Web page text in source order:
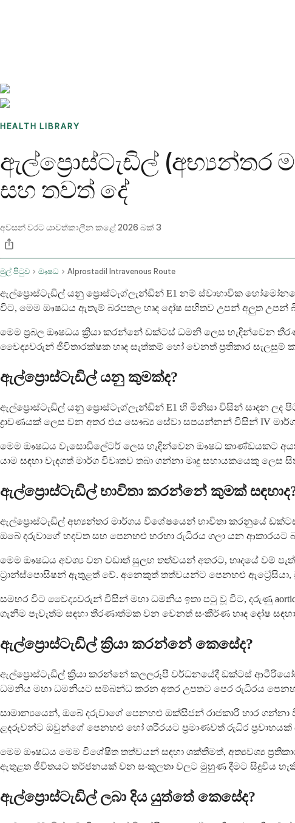
HEALTH LIBRARY
ඇල්ප්‍රොස්ටැඩිල් (අභ්‍යන්තර
සහ තවත් දේ
අවසන් වරට යාවත්කාලීන කළේ2026 බක් 3
මුල් පිටුව ඖෂධ Alprostadil Intravenous Route
ඇල්ප්‍රොස්ටැඩිල් යනු ප්‍රොස්ටැග්ලැන්ඩින් E1 නම් ස්වාභාවික
විට, මෙම ඖෂධය ඇතැම් බරපතල හෘද දෝෂ සහිතව උපන් අලුත උපන්
මෙම ප්‍රබල ඖෂධය ක්‍රියා කරන්නේ ඩක්ටස් ධමනි ලෙස හැඳින්වෙන
වෛද්‍යවරුන් ජීවිතාරක්ෂක හෘද සැත්කම් හෝ වෙනත් ප්‍රතිකාර සැලසුම්
ඇල්ප්‍රොස්ටැඩිල් යනු කුමක්ද?
ඇල්ප්‍රොස්ටැඩිල් යනු ප්‍රොස්ටැග්ලැන්ඩින් E1 හි මිනිසා විසින් සාදන ලද
ද්‍රාවණයක් ලෙස වන අතර එය සෞඛ්‍ය සේවා සපයන්නන් විසින් IV
මෙම ඖෂධය වැසොඩිලේටර් ලෙස හැඳින්වෙන ඖෂධ කාණ්ඩයකට
යාම සඳහා වැදගත් මාර්ග විවෘතව තබා ගන්නා මෘදු සහායකයෙකු ලෙස
ඇල්ප්‍රොස්ටැඩිල් භාවිතා කරන්නේ කුමක්
ඇල්ප්‍රොස්ටැඩිල් අභ්‍යන්තර මාර්ගය විශේෂයෙන් භාවිතා කරනුයේ
ඔබේ දරුවාගේ හදවත සහ පෙනහළු හරහා රුධිරය ගලා යන
මෙම ඖෂධය අවශ්‍ය වන වඩාත් සුලභ තත්වයන් අතරට, හෘදයේ වම්
ට්‍රාන්ස්පොසිෂන් ඇතුළත් වේ. අනෙකුත් තත්වයන්ට පෙනහළු ඇට්‍රේසියා,
සමහර විට වෛද්‍යවරුන් විසින් මහා ධමනිය ඉතා පටු වූ විට, දරුණු
ගැනීම පැවැත්ම සඳහා තීරණාත්මක වන වෙනත් සංකීර්ණ හෘද දෝෂ
ඇල්ප්‍රොස්ටැඩිල් ක්‍රියා කරන්නේ කෙසේද?
ඇල්ප්‍රොස්ටැඩිල් ක්‍රියා කරන්නේ කලලරූපී වර්ධනයේදී ඩක්ටස්
ධමනිය මහා ධමනියට සම්බන්ධ කරන අතර උපතට පෙර රුධිරය
සාමාන්‍යයෙන්, ඔබේ දරුවාගේ පෙනහළු ඔක්සිජන් රාජකාරි භාර
ළදරුවන්ට ඔවුන්ගේ පෙනහළු හෝ ශරීරයට ප්‍රමාණවත් රුධිර ප්‍රවාහයක්
මෙම ඖෂධය මෙම විශේෂිත තත්වයන් සඳහා ශක්තිමත්, අත්‍යවශ්‍ය
ඇතුළත ජීවිතයට තර්ජනයක් වන සංකූලතා වලට මුහුණ දීමට සිදුවිය
ඇල්ප්‍රොස්ටැඩිල් ලබා දිය යුත්තේ කෙසේද?